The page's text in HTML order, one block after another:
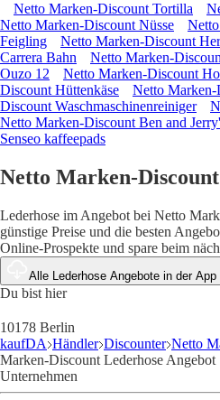
Netto Marken-Discount Tortilla
Netto Marken-Discount Nüsse
Feigling
Netto Marken-Discount
Carrera Bahn
Netto Marken-
Ouzo 12
Netto Marken-Discount
Discount Hüttenkäse
Netto
Discount Waschmaschinenreiniger
Netto Marken-Discount Ben and
Senseo kaffeepads
Netto Marken-
Lederhose im Angebot bei Netto
günstige Preise und die besten
Online-Prospekte und spare beim
Alle Lederhose Angebote in der App
Du bist hier
10178 Berlin
kaufDA Händler Discounter Netto
Marken-Discount Lederhose Angebot
Unternehmen